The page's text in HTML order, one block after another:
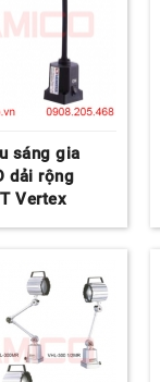
sáng gia
dải rộng
Vertex